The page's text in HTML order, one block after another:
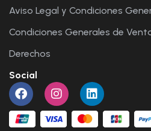
Aviso Legal y Condiciones
Condiciones Generales de
Derechos
Social